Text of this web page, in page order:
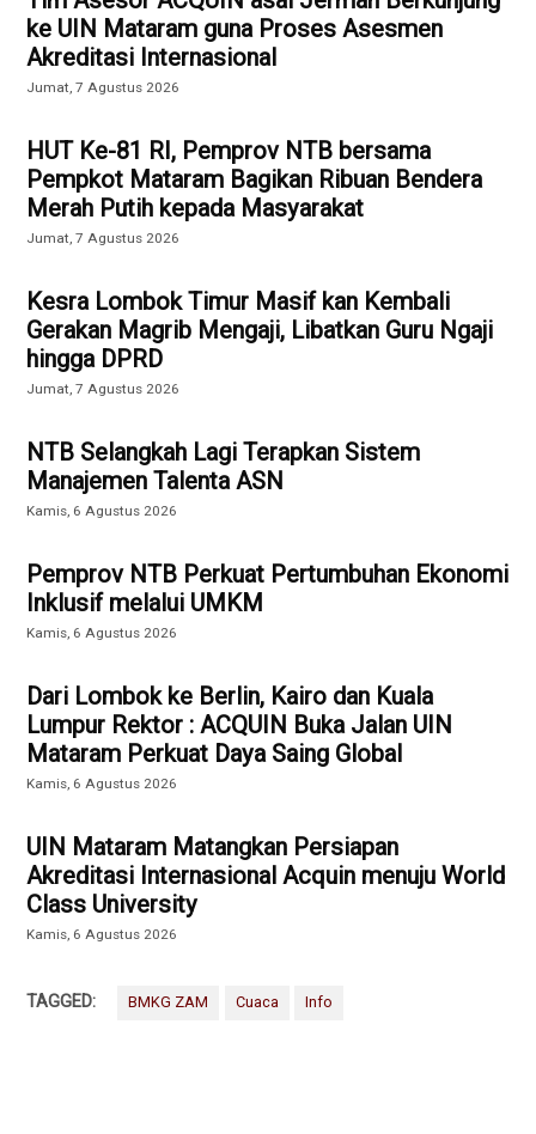
ke UIN Mataram guna Proses Asesmen
Akreditasi Internasional
Jumat, 7 Agustus 2026
HUT Ke-81 RI, Pemprov NTB bersama
Pempkot Mataram Bagikan Ribuan Bendera
Merah Putih kepada Masyarakat
Jumat, 7 Agustus 2026
Kesra Lombok Timur Masif kan Kembali
Gerakan Magrib Mengaji, Libatkan Guru Ngaji
hingga DPRD
Jumat, 7 Agustus 2026
NTB Selangkah Lagi Terapkan Sistem
Manajemen Talenta ASN
Kamis, 6 Agustus 2026
Pemprov NTB Perkuat Pertumbuhan Ekonomi
Inklusif melalui UMKM
Kamis, 6 Agustus 2026
Dari Lombok ke Berlin, Kairo dan Kuala
Lumpur Rektor : ACQUIN Buka Jalan UIN
Mataram Perkuat Daya Saing Global
Kamis, 6 Agustus 2026
UIN Mataram Matangkan Persiapan
Akreditasi Internasional Acquin menuju World
Class University
Kamis, 6 Agustus 2026
TAGGED: BMKG ZAM Cuaca Info